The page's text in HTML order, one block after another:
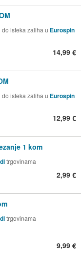
isteka zaliha u Eurospin
14,99 €
isteka zaliha u Eurospin
12,99 €
1 kom
trgovinama
2,99 €
trgovinama
9,99 €